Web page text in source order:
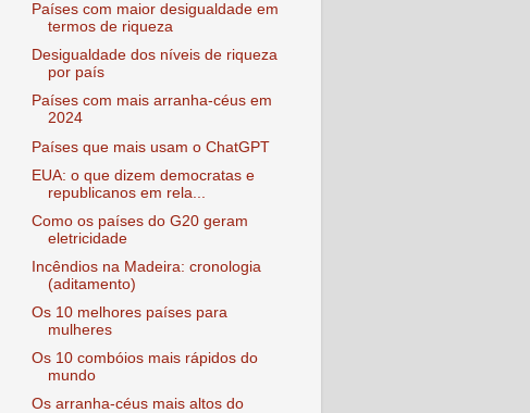
Países com maior desigualdade em
termos de riqueza
Desigualdade dos níveis de riqueza
por país
Países com mais arranha-céus em
2024
Países que mais usam o ChatGPT
EUA: o que dizem democratas e
republicanos em rela...
Como os países do G20 geram
eletricidade
Incêndios na Madeira: cronologia
(aditamento)
Os 10 melhores países para
mulheres
Os 10 combóios mais rápidos do
mundo
Os arranha-céus mais altos do